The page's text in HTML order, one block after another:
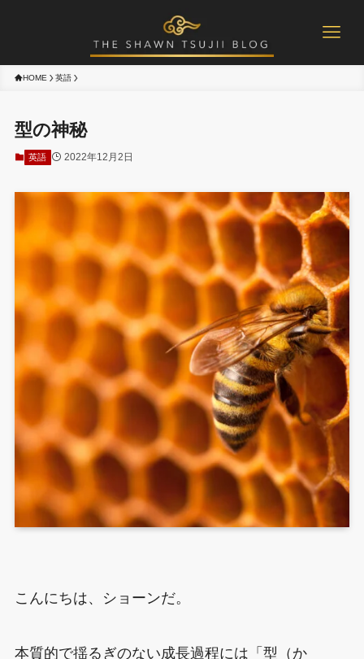
HOME 英語
型の神秘
英語 2022年12月2日
こんにちは、ショーンだ。
本質的で揺るぎのない成長過程には「型（か